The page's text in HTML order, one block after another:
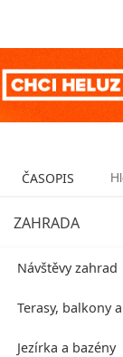
ČASOPIS
ZAHRADA
Návštěvy zahrad
Terasy, balkony
Jezírka a bazény